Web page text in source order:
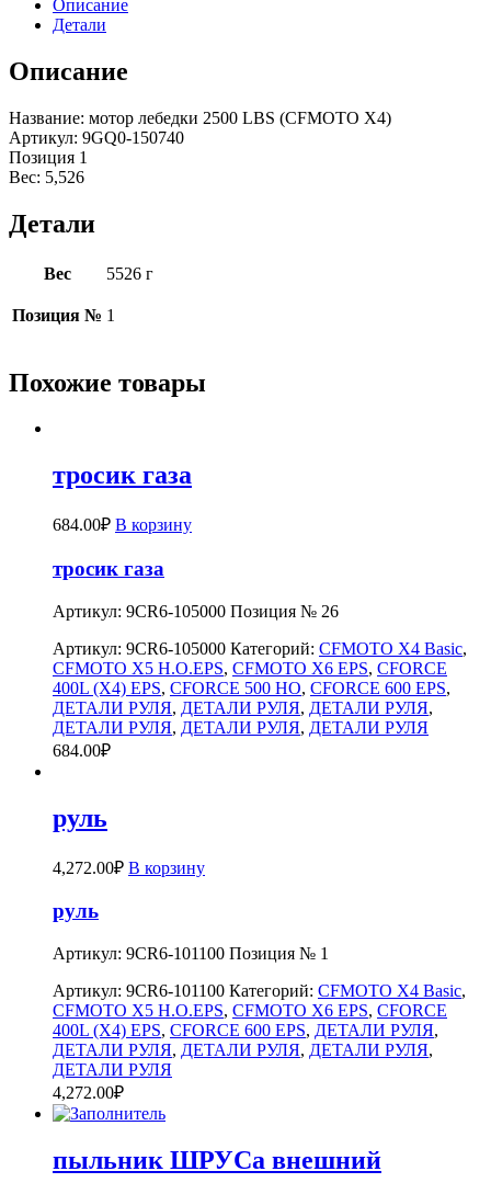
Описание
Детали
Описание
Название: мотор лебедки 2500 LBS (CFMOTO X4)
Артикул: 9GQ0-150740
Позиция 1
Вес: 5,526
Детали
Вес 5526 г
Позиция № 1
Похожие товары
тросик газа
684.00₽ В корзину
тросик газа
Артикул: 9CR6-105000 Позиция № 26
Артикул: 9CR6-105000 Категорий: CFMOTO X4 Basic,
CFMOTO X5 H.O.EPS, CFMOTO X6 EPS, CFORCE
400L (X4) EPS, CFORCE 500 HO, CFORCE 600 EPS,
ДЕТАЛИ РУЛЯ, ДЕТАЛИ РУЛЯ, ДЕТАЛИ РУЛЯ,
ДЕТАЛИ РУЛЯ, ДЕТАЛИ РУЛЯ, ДЕТАЛИ РУЛЯ
684.00₽
руль
4,272.00₽ В корзину
руль
Артикул: 9CR6-101100 Позиция № 1
Артикул: 9CR6-101100 Категорий: CFMOTO X4 Basic,
CFMOTO X5 H.O.EPS, CFMOTO X6 EPS, CFORCE
400L (X4) EPS, CFORCE 600 EPS, ДЕТАЛИ РУЛЯ,
ДЕТАЛИ РУЛЯ, ДЕТАЛИ РУЛЯ, ДЕТАЛИ РУЛЯ,
ДЕТАЛИ РУЛЯ
4,272.00₽
пыльник ШРУСа внешний